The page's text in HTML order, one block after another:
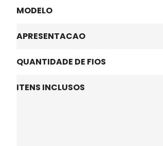
MODELO
APRESENTACAO
QUANTIDADE DE FIOS
ITENS INCLUSOS